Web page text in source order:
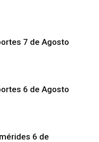
7 de Agosto
6 de Agosto
6 de